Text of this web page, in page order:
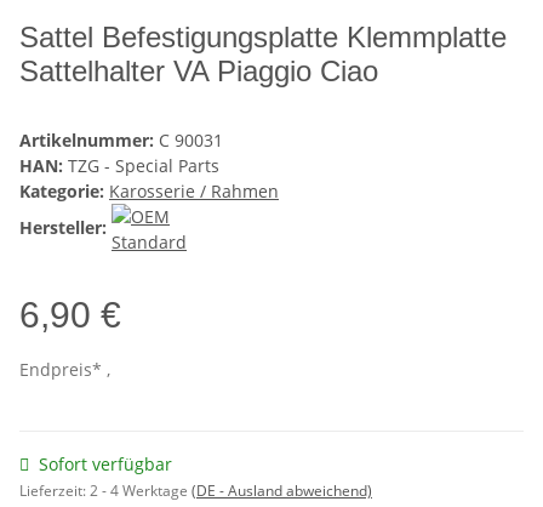
Sattel Befestigungsplatte Klemmplatte
Sattelhalter VA Piaggio Ciao
Artikelnummer: C 90031
HAN: TZG - Special Parts
Kategorie: Karosserie / Rahmen
Hersteller:
6,90 €
Endpreis* ,
Sofort verfügbar
Lieferzeit:2 - 4 Werktage (DE - Ausland abweichend)